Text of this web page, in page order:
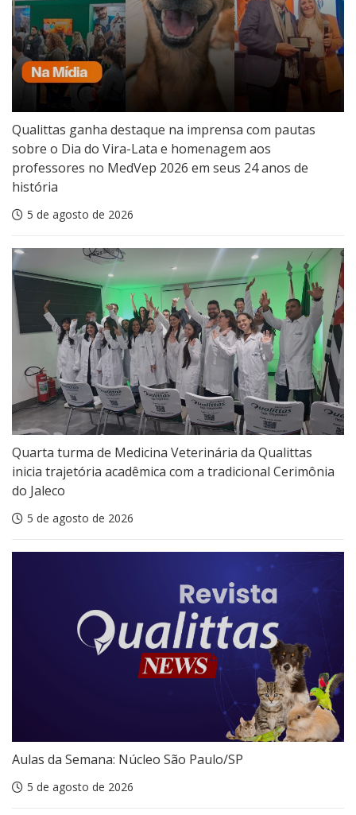
Qualittas ganha destaque na imprensa com pautas
sobre o Dia do Vira-Lata e homenagem aos
professores no MedVep 2026 em seus 24 anos de
história
5 de agosto de 2026
Quarta turma de Medicina Veterinária da Qualittas
inicia trajetória acadêmica com a tradicional Cerimônia
do Jaleco
5 de agosto de 2026
Aulas da Semana: Núcleo São Paulo/SP
5 de agosto de 2026